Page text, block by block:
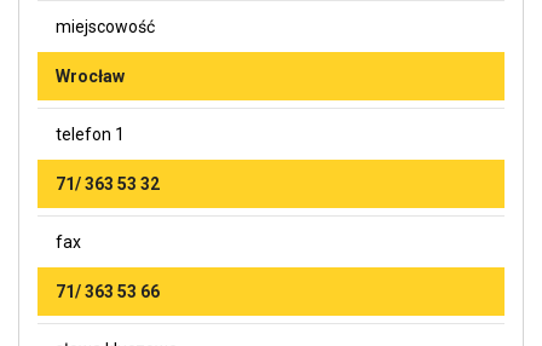
miejscowość
Wrocław
telefon 1
71/ 363 53 32
fax
71/ 363 53 66